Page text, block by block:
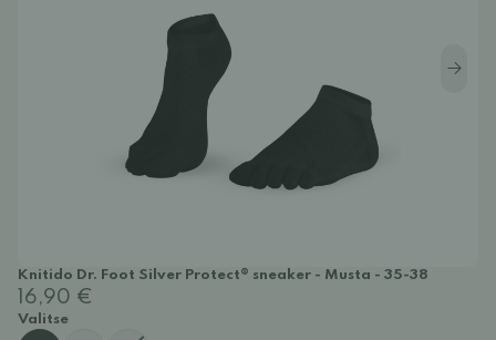
Knitido Dr. Foot Silver Protect® sneaker - Musta - 35-38
16,90 €
Valitse